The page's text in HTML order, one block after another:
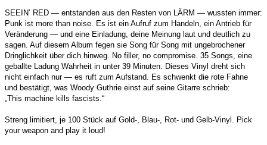
SEEIN’ RED — entstanden aus den Resten von LÄRM — wussten immer:
Punk ist more than noise. Es ist ein Aufruf zum Handeln, ein Antrieb für
Veränderung — und eine Einladung, deine Meinung laut und deutlich zu
sagen. Auf diesem Album fegen sie Song für Song mit ungebrochener
Dringlichkeit über dich hinweg. No filler, no compromise. 35 Songs, eine
geballte Ladung Wahrheit in unter 39 Minuten. Dieses Vinyl dreht sich
nicht einfach nur — es ruft zum Aufstand. Es schwenkt die rote Fahne
und bestätigt, was Woody Guthrie einst auf seine Gitarre schrieb:
„This machine kills fascists.“
Streng limitiert, je 100 Stück auf Gold-, Blau-, Rot- und Gelb-Vinyl. Pick
your weapon and play it loud!